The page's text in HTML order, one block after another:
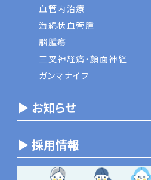
血管内治療
海綿状血管腫
脳腫瘍
三叉神経痛・顔面神経
ガンマナイフ
▶ お知らせ
▶ 採用情報